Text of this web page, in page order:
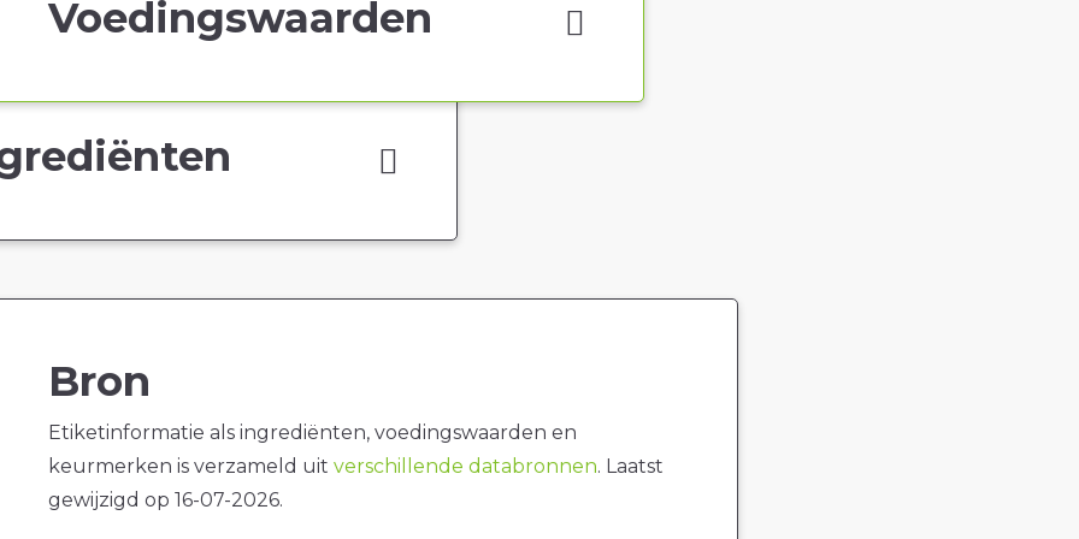
Voedingswaarden
Bron
Etiketinformatie als ingrediënten, voedingswaarden en
keurmerken is verzameld uit verschillende databronnen. Laatst
gewijzigd op 16-07-2026.